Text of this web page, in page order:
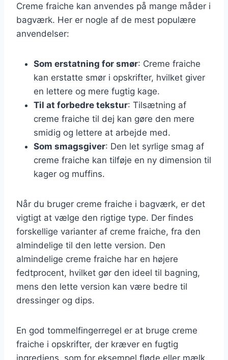
Creme fraiche kan anvendes på mange måder i
bagværk. Her er nogle af de mest populære
anvendelser:
Som erstatning for smør: Creme fraiche
kan erstatte smør i opskrifter, hvilket giver
en lettere og mere fugtig kage.
Til at forbedre tekstur: Tilsætning af
creme fraiche til dej kan gøre den mere
smidig og lettere at arbejde med.
Som smagsgiver: Den let syrlige smag af
creme fraiche kan tilføje en ny dimension til
kager og muffins.
Når du bruger creme fraiche i bagværk, er det
vigtigt at vælge den rigtige type. Der findes
forskellige varianter af creme fraiche, fra den
almindelige til den lette version. Den
almindelige creme fraiche har en højere
fedtprocent, hvilket gør den ideel til bagning,
mens den lette version kan være bedre til
dressinger og dips.
En god tommelfingerregel er at bruge creme
fraiche i opskrifter, der kræver en fugtig
ingrediens, som for eksempel fløde eller mælk.